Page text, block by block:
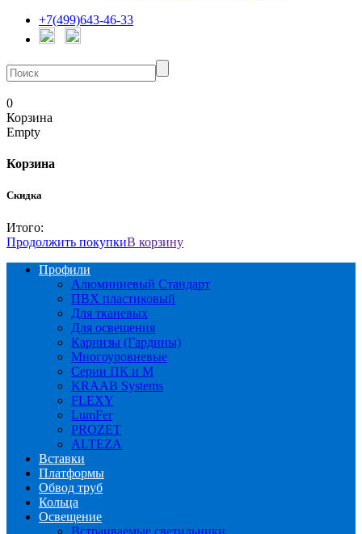
+7(499)643-46-33
0
Корзина
Empty
Корзина
Скидка
Итого:
Продолжить покупкиВ корзину
Профили
Алюминиевый Стандарт
ПВХ пластиковый
Для тканевых
Для освещения
Карнизы (Гардины)
Многоуровневые
Серии ПК и М
KRAAB Systems
FLEXY
LumFer
PROZET
ALTEZA
Вставки
Платформы
Обвод труб
Кольца
Освещение
Встраиваемые светильники